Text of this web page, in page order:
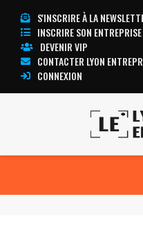
S'INSCRIRE À LA
INSCRIRE SON ENTREPRISE
DEVENIR VIP
CONTACTER LYON
CONNEXION